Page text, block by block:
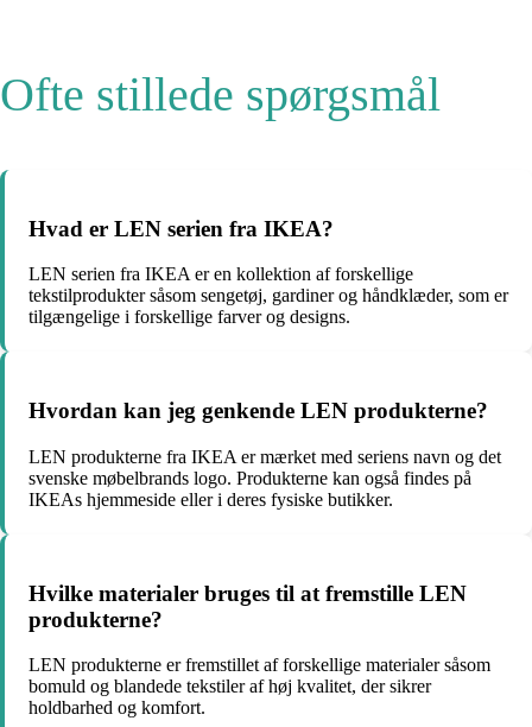
Ofte stillede spørgsmål
Hvad er LEN serien fra IKEA?
LEN serien fra IKEA er en kollektion af forskellige
tekstilprodukter såsom sengetøj, gardiner og håndklæder, som er
tilgængelige i forskellige farver og designs.
Hvordan kan jeg genkende LEN produkterne?
LEN produkterne fra IKEA er mærket med seriens navn og det
svenske møbelbrands logo. Produkterne kan også findes på
IKEAs hjemmeside eller i deres fysiske butikker.
Hvilke materialer bruges til at fremstille LEN
produkterne?
LEN produkterne er fremstillet af forskellige materialer såsom
bomuld og blandede tekstiler af høj kvalitet, der sikrer
holdbarhed og komfort.